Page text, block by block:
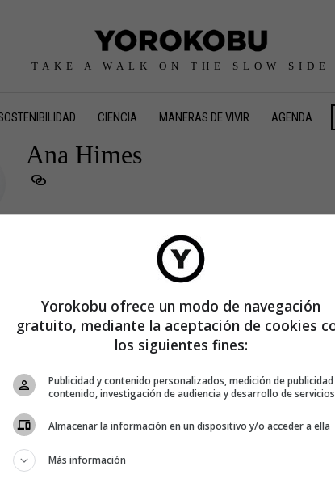
TAKE A WALK ON THE SLOW SIDE
CIENCIA MANERAS DE VIVIR AGENDA
Ana Himes
Yorokobu ofrece un modo de navegación
gratuito, mediante la aceptación de cookies
los siguientes fines:
Publicidad y contenido personalizados, medición de publicidad
contenido, investigación de audiencia y desarrollo de servicios
Almacenar la información en un dispositivo y/o acceder a ella
Más información